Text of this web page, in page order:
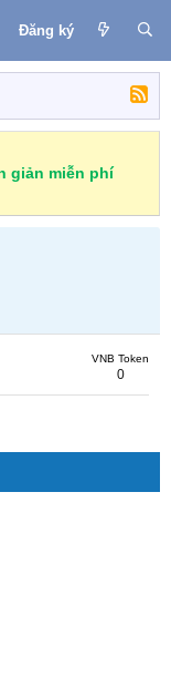
Đăng ký
giản miễn phí
VNB Token
0